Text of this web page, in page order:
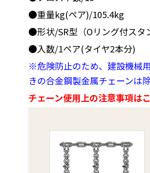
●重量kg(ペア)/105.4kg
●形状/SR型（Oリング付スタ
●入数/1ペア(タイヤ2本分)
※危険防止のため、建設機械
きの合金鋼製金属チェーンは
チェーン使用上の注意事項はこ